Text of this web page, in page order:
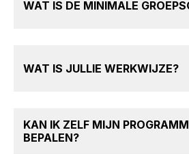
WAT IS DE MINIMALE
WAT IS JULLIE WERKWIJZE?
KAN IK ZELF MIJN
BEPALEN?